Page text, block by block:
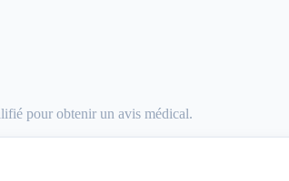
pour obtenir un avis médical.